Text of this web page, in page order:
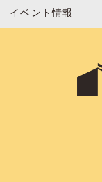
イベント情報